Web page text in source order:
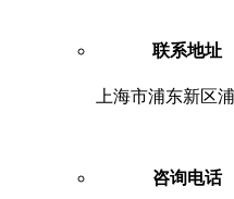
联系地址
上海市浦东新区
咨询电话